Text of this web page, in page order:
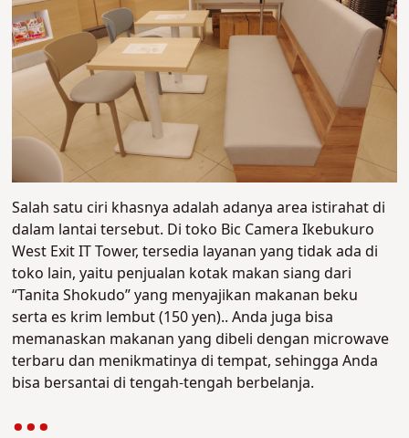
Salah satu ciri khasnya adalah adanya area istirahat di
dalam lantai tersebut. Di toko Bic Camera Ikebukuro
West Exit IT Tower, tersedia layanan yang tidak ada di
toko lain, yaitu penjualan kotak makan siang dari
“Tanita Shokudo” yang menyajikan makanan beku
serta es krim lembut (150 yen).. Anda juga bisa
memanaskan makanan yang dibeli dengan microwave
terbaru dan menikmatinya di tempat, sehingga Anda
bisa bersantai di tengah-tengah berbelanja.